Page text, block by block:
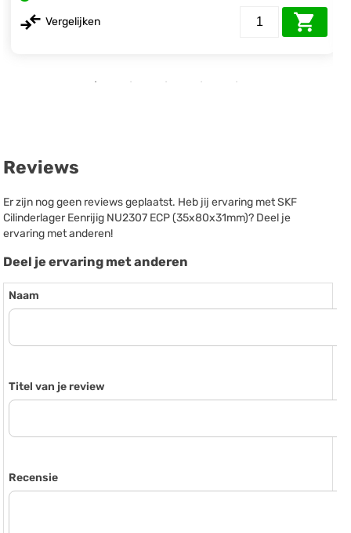
Vergelijken
Reviews
Er zijn nog geen reviews geplaatst. Heb jij ervaring met SKF
Cilinderlager Eenrijig NU2307 ECP (35x80x31mm)? Deel je
ervaring met anderen!
Deel je ervaring met anderen
Naam
Titel van je review
Recensie